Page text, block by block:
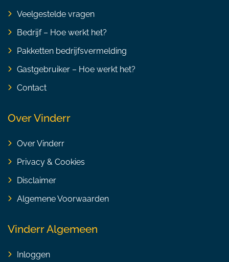
Veelgestelde vragen
Bedrijf – Hoe werkt het?
Pakketten bedrijfsvermelding
Gastgebruiker – Hoe werkt het?
Contact
Over Vinderr
Over Vinderr
Privacy & Cookies
Disclaimer
Algemene Voorwaarden
Vinderr Algemeen
Inloggen